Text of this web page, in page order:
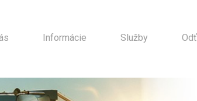
Informácie Služby